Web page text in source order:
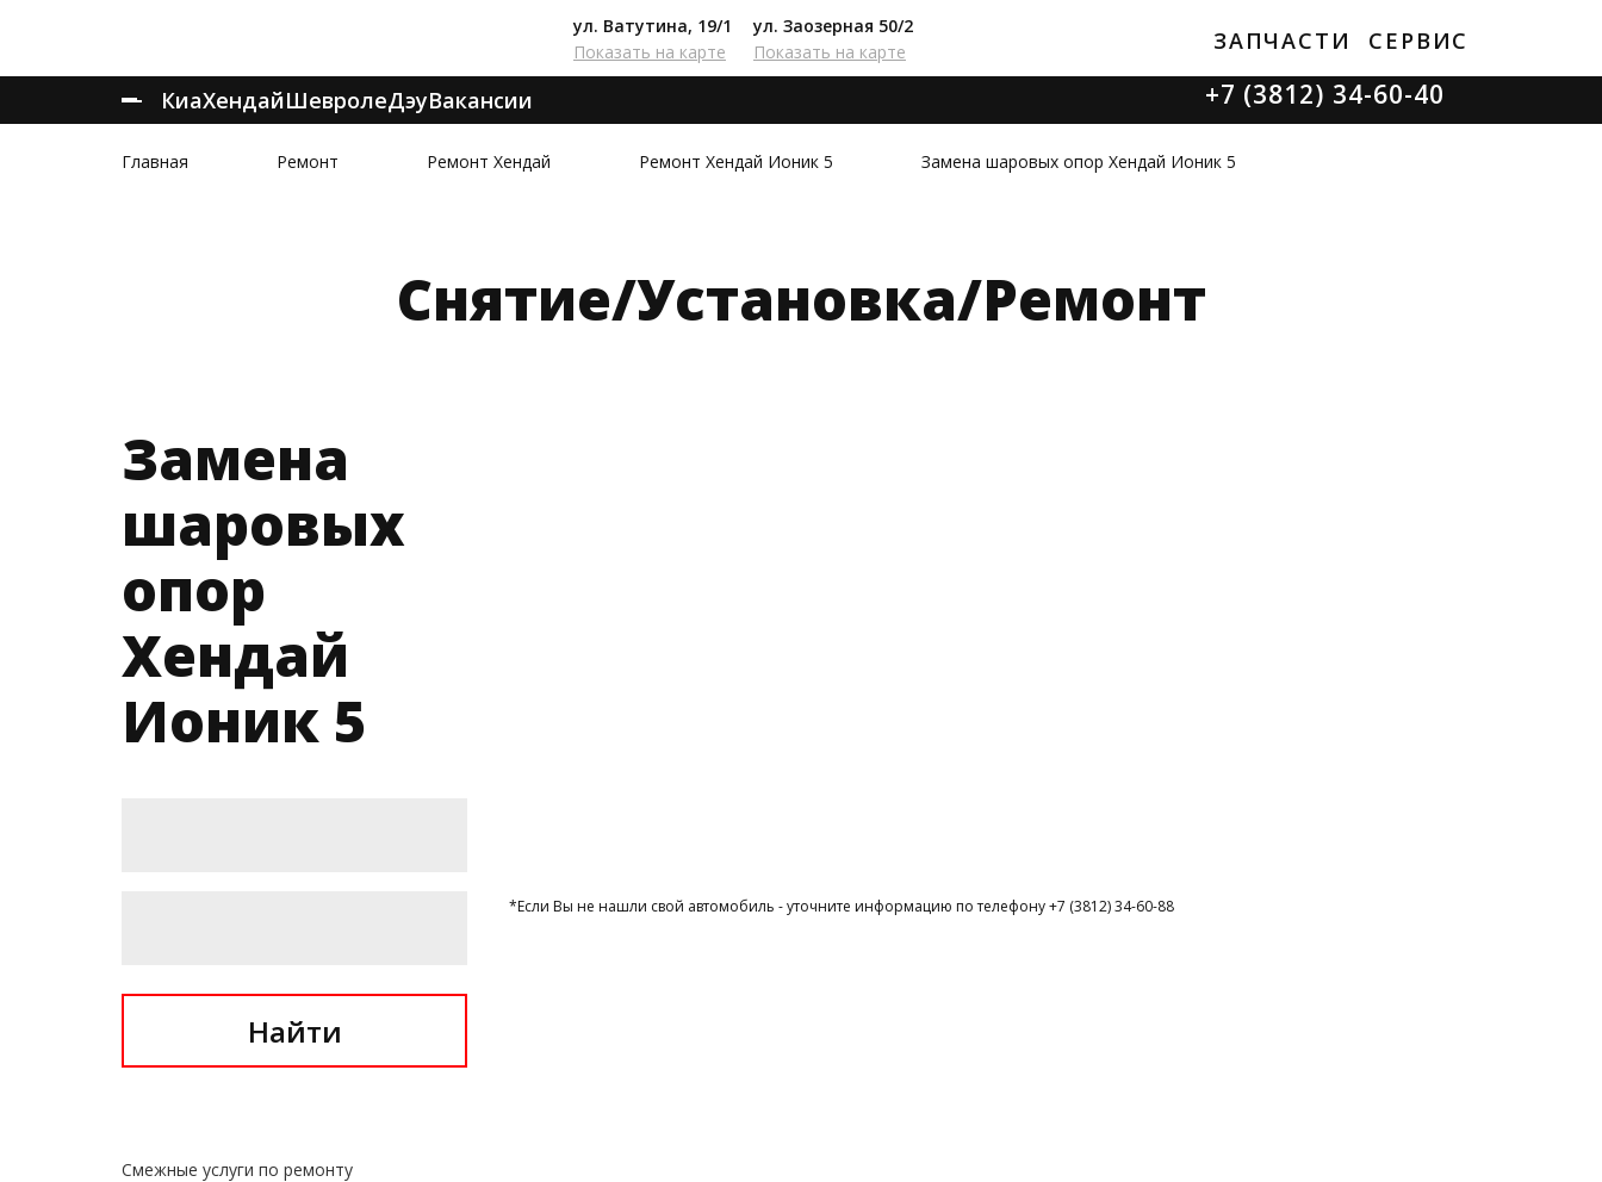
ул. Ватутина, 19/1
Показать на карте
ул. Заозерная 50/2
Показать на карте
ЗАПЧАСТИ СЕРВИС
КиаХендайШевролеДэуВакансии +7 (3812) 34-60-40
Главная Ремонт Ремонт Хендай Ремонт Хендай Ионик 5 Замена шаровых опор Хендай Ионик 5
Снятие/Установка/Ремонт
Замена
шаровых
опор
Хендай
Ионик 5
Найти
*Если Вы не нашли свой автомобиль - уточните информацию по телефону +7 (3812) 34-60-88
Смежные услуги по ремонту